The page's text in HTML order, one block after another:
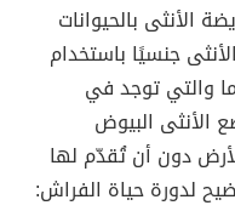
الأنثى بالحيوانات
جنسيًا باستخدام
والتي توجد في
الأنثى البيوض
دون أن تُقدّم لها
لدورة حياة الفراش: